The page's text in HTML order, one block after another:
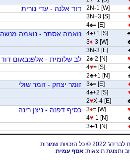
2N-1 [W] דוד אלנה - עדי נורית
3N+3 [S]
4♠= [E]
4♠+1 [S] נואמה אסתר - נואמה מנשה
3♦-3 [W]
3N-3 [E]
2♠-2 [N] לב שלומית - אלפנבאום דוד
4♥= [S]
2♣+1 [N]
3♠= [E] זומר יצחק - זומר שולי
4♠+2 [S]
2♥X-4 [E]
3♦= [W] כסיף דפנה - ניצן רינה
4♥-1 [N]
3♠-1 [N]
הזכויות שמורות
ותצוגת תוצאות:אסף עמית